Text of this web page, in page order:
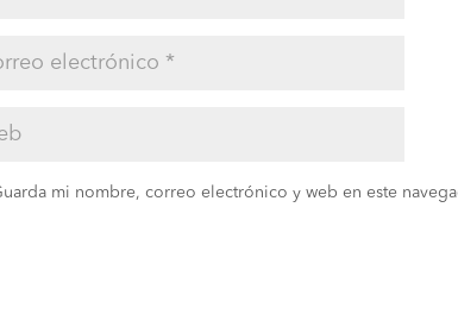
mi nombre, correo electrónico y web en este